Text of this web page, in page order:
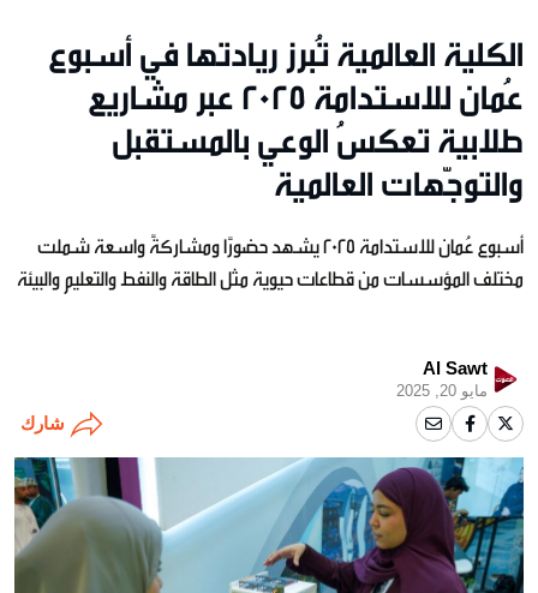
الكلية العالمية تُبرز ريادتها في أسبوع
عُمان للاستدامة 2025 عبر مشاريع
طلابية تعكسُ الوعي بالمستقبل
والتوجّهات العالمية
أسبوع عُمان للاستدامة 2025 يشهد حضورًا ومشاركةً واسعة شملت
مختلف المؤسسات من قطاعات حيوية مثل الطاقة والنفط والتعليم والبيئة
Al Sawt
مايو 20, 2025
شارك